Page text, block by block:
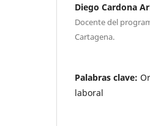
Diego Cardona
Docente del
Cartagena.
Palabras clave:
laboral